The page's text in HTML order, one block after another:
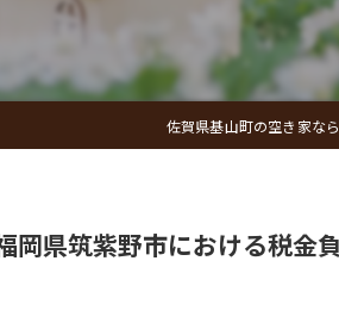
佐賀県基山町の空き家な
岡県筑紫野市における税金